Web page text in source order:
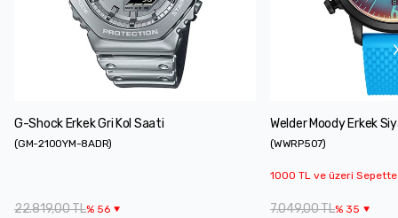
G-Shock Erkek Gri Kol Saati
(GM-2100YM-8ADR)
22.819,00 TL% 56
Welder Moody Erkek
(WWRP507)
1000 TL ve üzeri
7.049,00 TL% 35